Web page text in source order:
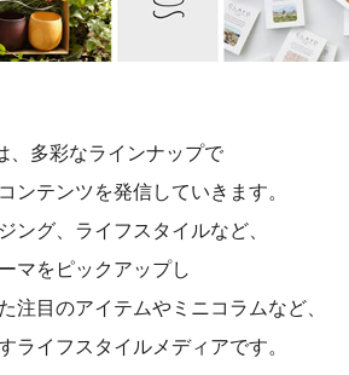
多彩なラインナップで
ンテンツを発信していきます。
ング、ライフスタイルなど、
マをピックアップし
注目のアイテムやミニコラムなど、
ライフスタイルメディアです。